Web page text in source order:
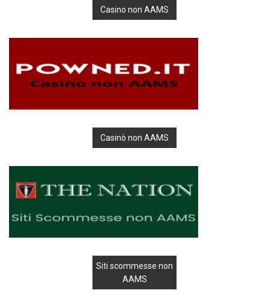
Casino non AAMS
Casinò non AAMS
Siti scommesse non
AAMS